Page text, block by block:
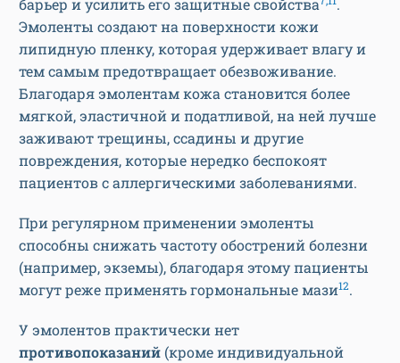
барьер и усилить его защитные свойства
.
Эмоленты создают на поверхности кожи
липидную пленку, которая удерживает влагу и
тем самым предотвращает обезвоживание.
Благодаря эмолентам кожа становится более
мягкой, эластичной и податливой, на ней лучше
заживают трещины, ссадины и другие
повреждения, которые нередко беспокоят
пациентов с аллергическими заболеваниями.
При регулярном применении эмоленты
способны снижать частоту обострений болезни
(например, экземы), благодаря этому пациенты
могут реже применять гормональные мази12.
У эмолентов практически нет
противопоказаний (кроме индивидуальной